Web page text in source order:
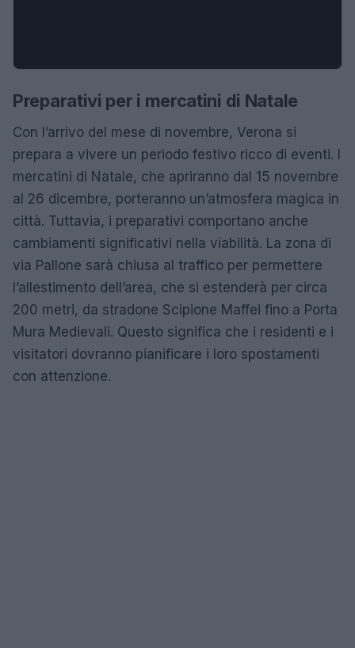
Preparativi per i mercatini di Natale
Con l’arrivo del mese di novembre, Verona si
prepara a vivere un periodo festivo ricco di eventi. I
mercatini di Natale, che apriranno dal 15 novembre
al 26 dicembre, porteranno un’atmosfera magica in
città. Tuttavia, i preparativi comportano anche
cambiamenti significativi nella viabilità. La zona di
via Pallone sarà chiusa al traffico per permettere
l’allestimento dell’area, che si estenderà per circa
200 metri, da stradone Scipione Maffei fino a Porta
Mura Medievali. Questo significa che i residenti e i
visitatori dovranno pianificare i loro spostamenti
con attenzione.